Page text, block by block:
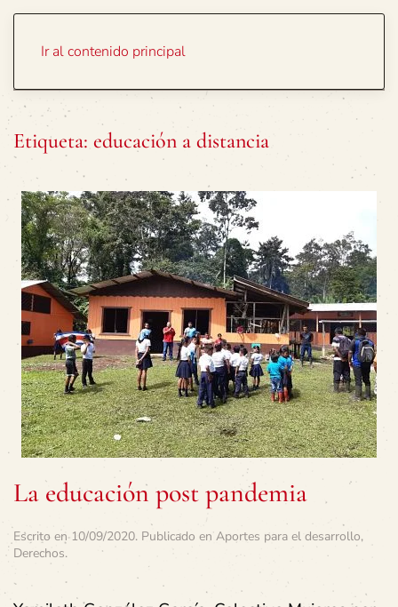
Ir al contenido principal
Etiqueta: educación a distancia
La educación post pandemia
Escrito en10/09/2020. Publicado en Aportes para el desarrollo,
Derechos.